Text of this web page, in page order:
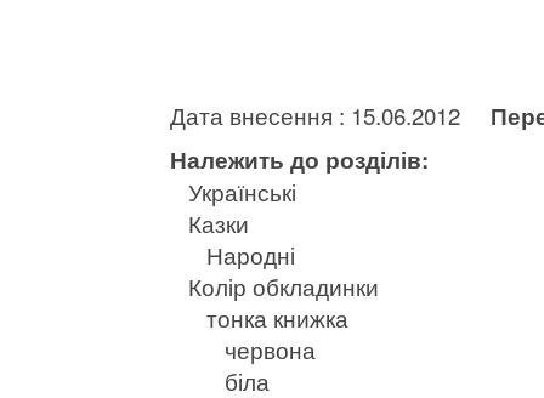
Дата внесення : 15.06.2012
Належить до розділів:
Українські
Казки
Народні
Колір обкладинки
тонка книжка
червона
біла